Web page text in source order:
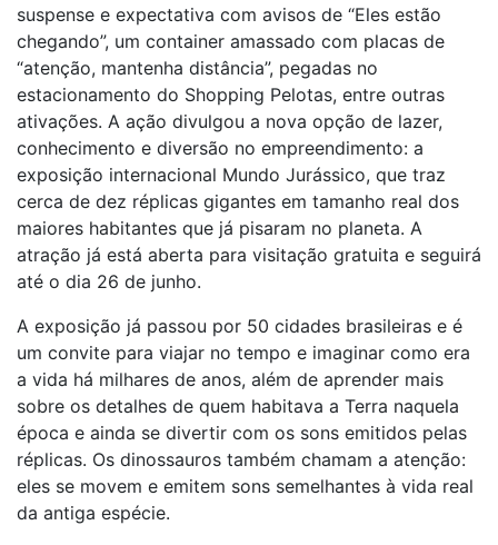
suspense e expectativa com avisos de “Eles estão
chegando”, um container amassado com placas de
“atenção, mantenha distância”, pegadas no
estacionamento do Shopping Pelotas, entre outras
ativações. A ação divulgou a nova opção de lazer,
conhecimento e diversão no empreendimento: a
exposição internacional Mundo Jurássico, que traz
cerca de dez réplicas gigantes em tamanho real dos
maiores habitantes que já pisaram no planeta. A
atração já está aberta para visitação gratuita e seguirá
até o dia 26 de junho.
A exposição já passou por 50 cidades brasileiras e é
um convite para viajar no tempo e imaginar como era
a vida há milhares de anos, além de aprender mais
sobre os detalhes de quem habitava a Terra naquela
época e ainda se divertir com os sons emitidos pelas
réplicas. Os dinossauros também chamam a atenção:
eles se movem e emitem sons semelhantes à vida real
da antiga espécie.